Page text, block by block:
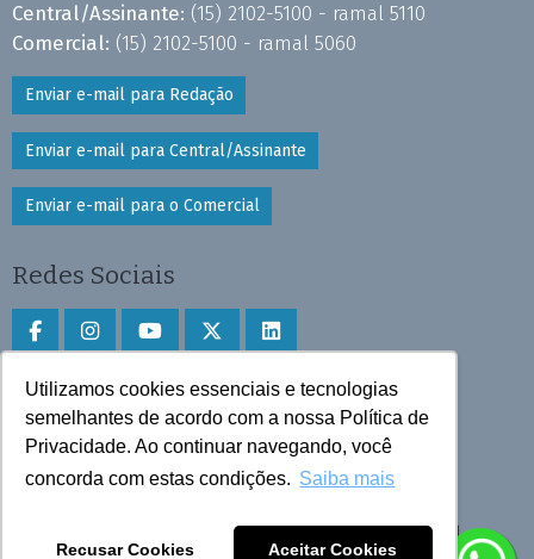
Utilizamos cookies essenciais e tecnologias
semelhantes de acordo com a nossa Política de
Privacidade. Ao continuar navegando, você
concorda com estas condições. Saiba mais
Recusar Cookies Aceitar Cookies
Central/Assinante: (15) 2102-5100 - ramal 5110
Comercial: (15) 2102-5100 - ramal 5060
Enviar e-mail para Redação
Enviar e-mail para Central/Assinante
Enviar e-mail para o Comercial
Redes Sociais
Faça download do aplicativo
Play Store e App Store
Todos os direitos reservados © 2025 Cruzeiro do Sul